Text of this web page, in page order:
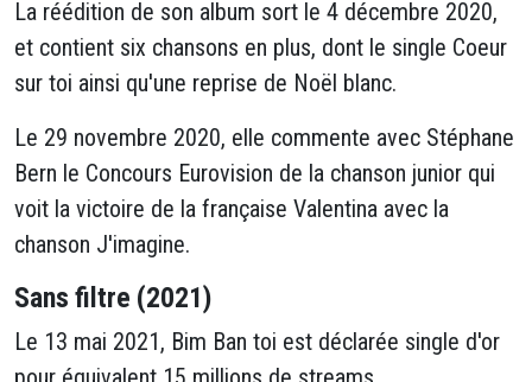
La réédition de son album sort le 4 décembre 2020,
et contient six chansons en plus, dont le single Coeur
sur toi ainsi qu'une reprise de Noël blanc.
Le 29 novembre 2020, elle commente avec Stéphane
Bern le Concours Eurovision de la chanson junior qui
voit la victoire de la française Valentina avec la
chanson J'imagine.
Sans filtre (2021)
Le 13 mai 2021, Bim Ban toi est déclarée single d'or